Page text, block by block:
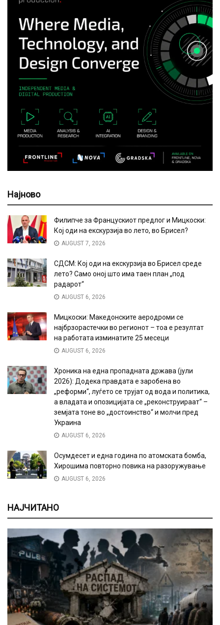
Најново
Филипче за Францускиот предлог и Мицкоски:
Кој оди на екскурзија во лето, во Брисел?
AUGUST 7, 2026
СДСМ: Кој оди на екскурзија во Брисел среде
лето? Само оној што има таен план „под
радарот“
AUGUST 6, 2026
Мицкоски: Македонските аеродроми се
најбрзорастечки во регионот – тоа е резултат
на работата изминатите 25 месеци
AUGUST 6, 2026
Хроника на една пропадната држава (јули
2026): Додека правдата е заробена во
„реформи“, луѓето се трујат од вода и политика,
а владата и опозицијата се „реконструираат“ –
земјата тоне во „достоинство“ и молчи пред
Украина
AUGUST 6, 2026
Осумдесет и една година по атомската бомба,
Хирошима повторно повика на разоружување
AUGUST 6, 2026
НАЈЧИТАНО